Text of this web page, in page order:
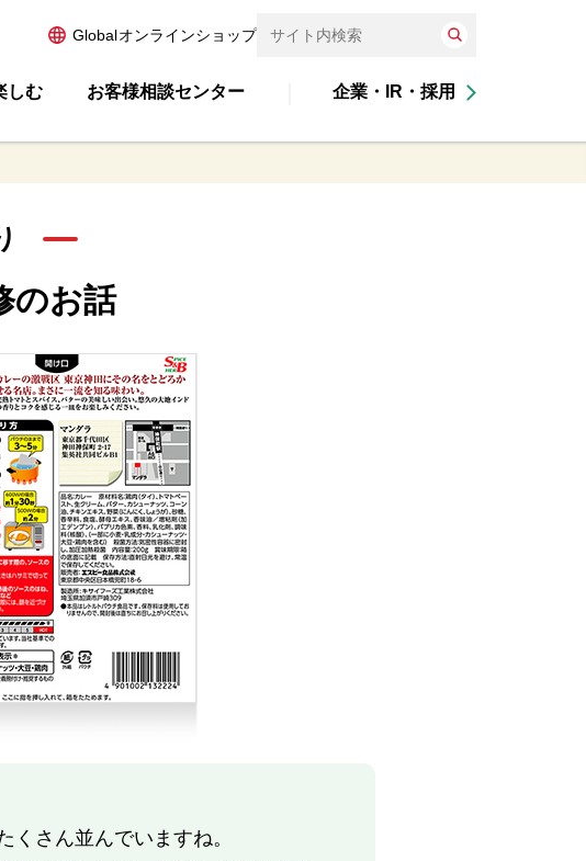
Globalオンラインショップ
しむ お客様相談センター 企業・IR・採用
のお話
さん並んでいますね。